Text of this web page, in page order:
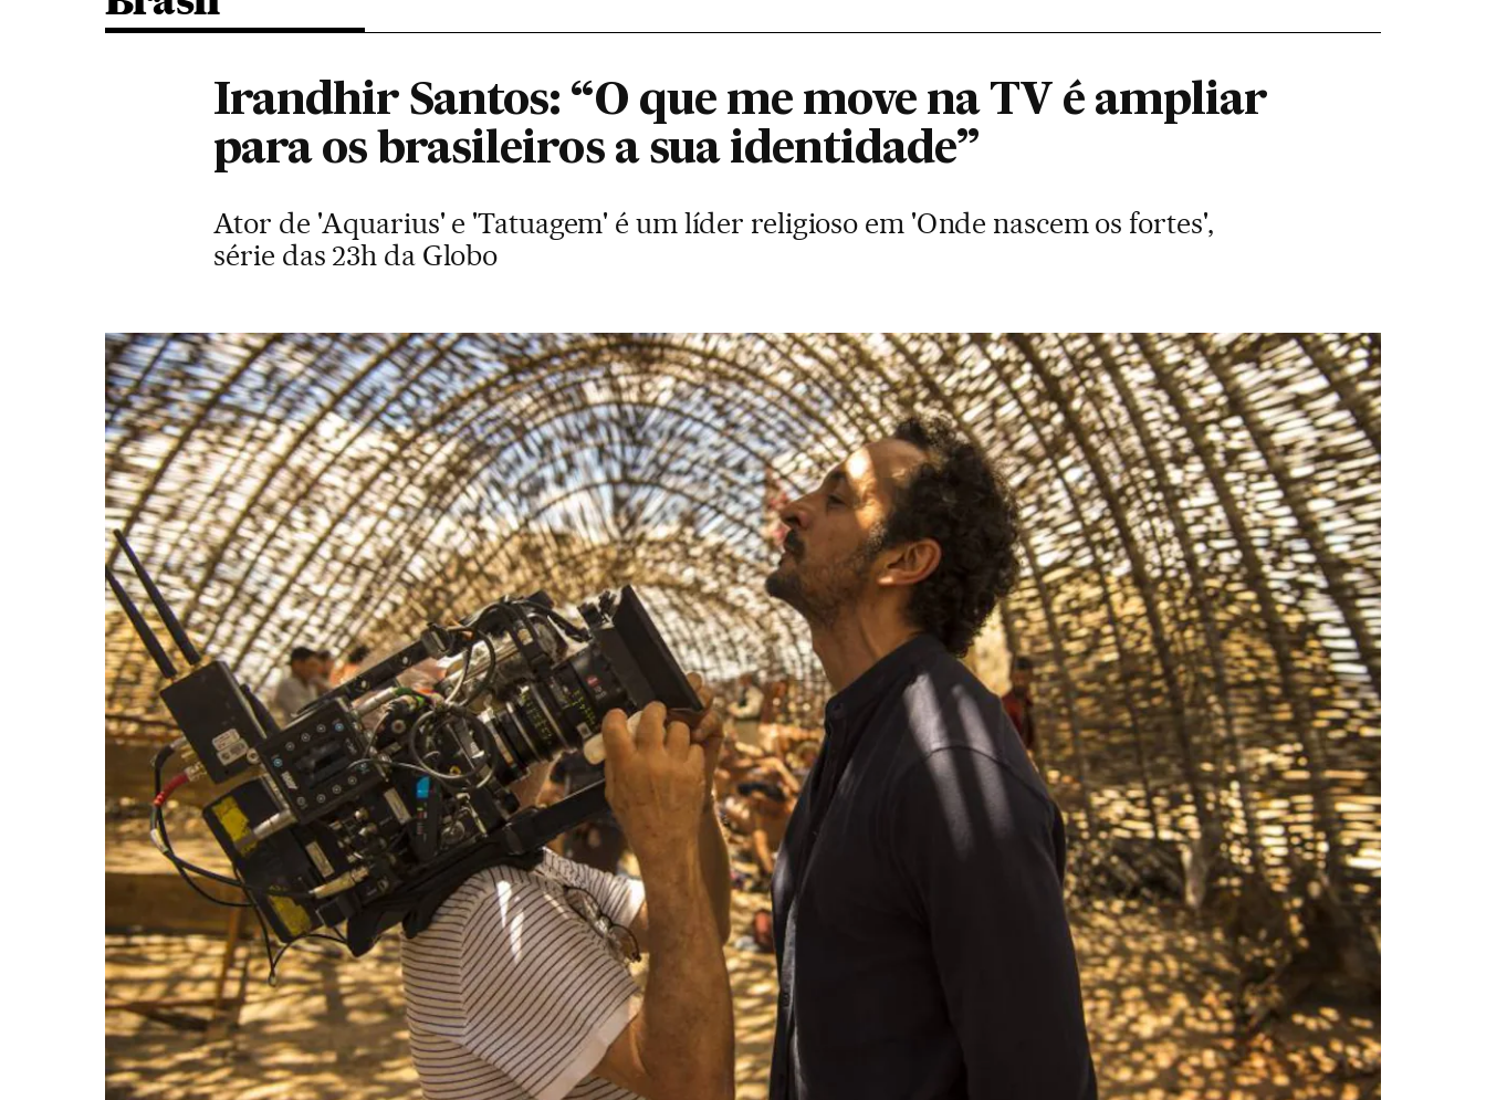
Irandhir Santos: “O que me move na TV é ampliar
para os brasileiros a sua identidade”
Ator de 'Aquarius' e 'Tatuagem' é um líder religioso em 'Onde nascem os fortes',
série das 23h da Globo